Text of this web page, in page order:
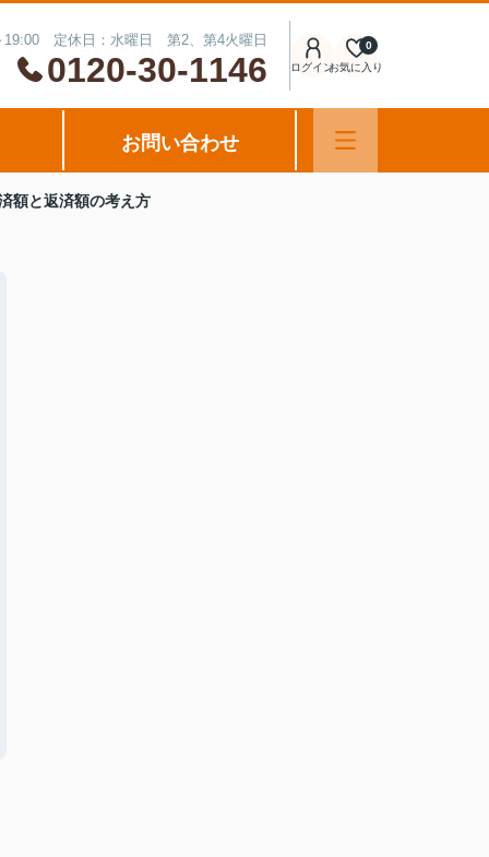
19:00 定休日：水曜日 第2、第4火曜日
0120-30-1146 ログインお気に入り
0
お問い合わせ
額と返済額の考え方